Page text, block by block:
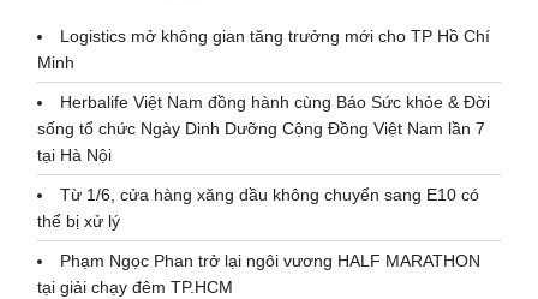
Logistics mở không gian tăng trưởng mới cho TP Hồ Chí
Minh
Herbalife Việt Nam đồng hành cùng Báo Sức khỏe & Đời
sống tổ chức Ngày Dinh Dưỡng Cộng Đồng Việt Nam lần 7
tại Hà Nội
Từ 1/6, cửa hàng xăng dầu không chuyển sang E10 có
thể bị xử lý
Phạm Ngọc Phan trở lại ngôi vương HALF MARATHON
tại giải chạy đêm TP.HCM